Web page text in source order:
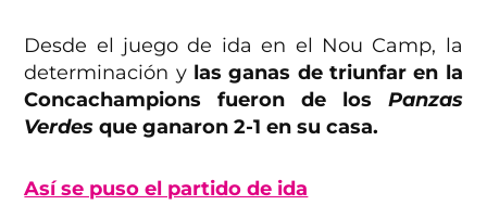
Desde el juego de ida en el Nou Camp, la
determinación y las ganas de triunfar en la
Concachampions fueron de los Panzas
Verdes que ganaron 2-1 en su casa.
Así se puso el partido de ida